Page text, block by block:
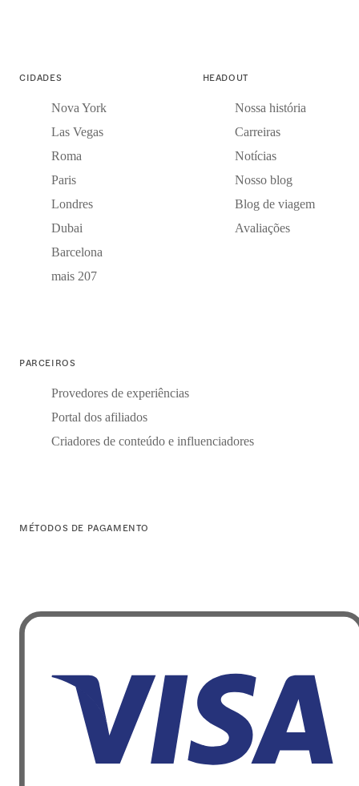
CIDADES
Nova York
Las Vegas
Roma
Paris
Londres
Dubai
Barcelona
mais 207
HEADOUT
Nossa história
Carreiras
Notícias
Nosso blog
Blog de viagem
Avaliações
PARCEIROS
Provedores de experiências
Portal dos afiliados
Criadores de conteúdo e influenciadores
MÉTODOS DE PAGAMENTO